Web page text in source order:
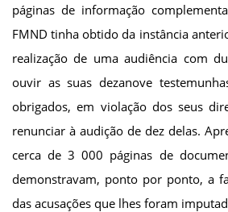
páginas de informação
FMND tinha obtido da instância
realização de uma audiência com
ouvir as suas dezanove
obrigados, em violação dos seus
renunciar à audição de dez delas.
cerca de 3 000 páginas de
demonstravam, ponto por ponto, a
das acusações que lhes foram